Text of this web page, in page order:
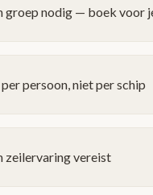
groep nodig — boek voor
persoon, niet per schip
zeilervaring vereist